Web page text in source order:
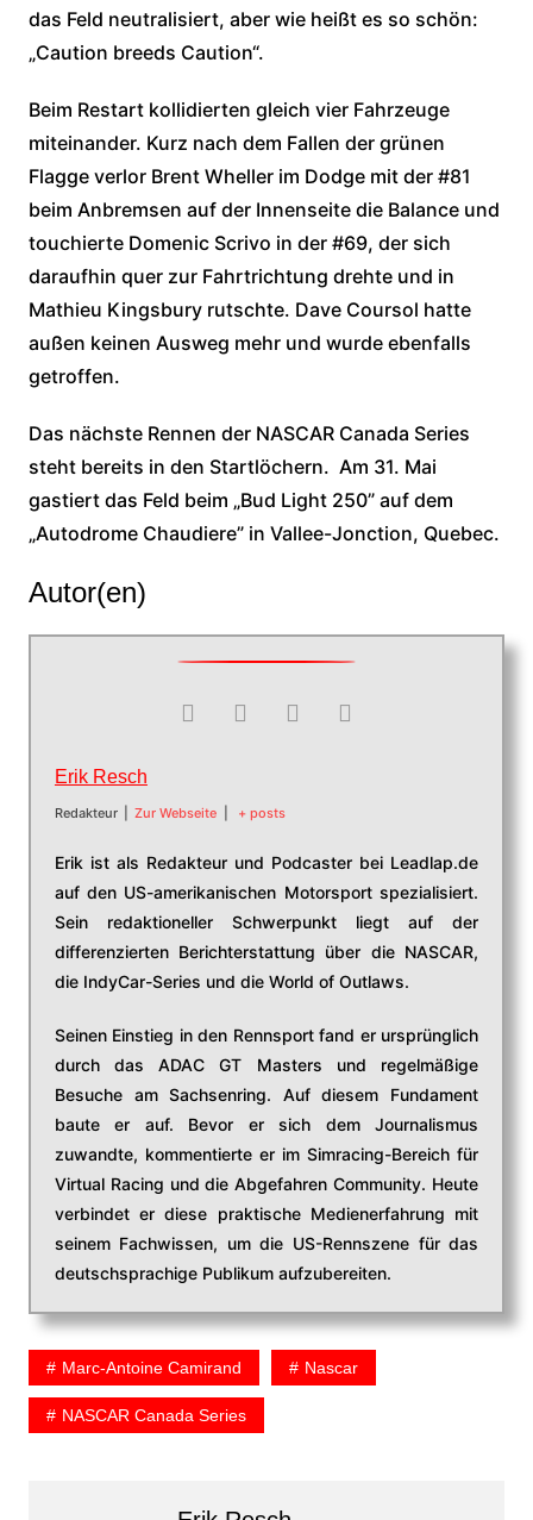
das Feld neutralisiert, aber wie heißt es so schön:
„Caution breeds Caution“.
Beim Restart kollidierten gleich vier Fahrzeuge
miteinander. Kurz nach dem Fallen der grünen
Flagge verlor Brent Wheller im Dodge mit der #81
beim Anbremsen auf der Innenseite die Balance und
touchierte Domenic Scrivo in der #69, der sich
daraufhin quer zur Fahrtrichtung drehte und in
Mathieu Kingsbury rutschte. Dave Coursol hatte
außen keinen Ausweg mehr und wurde ebenfalls
getroffen.
Das nächste Rennen der NASCAR Canada Series
steht bereits in den Startlöchern. Am 31. Mai
gastiert das Feld beim „Bud Light 250” auf dem
„Autodrome Chaudiere” in Vallee-Jonction, Quebec.
Autor(en)
Erik Resch
Redakteur Zur Webseite + posts
Erik ist als Redakteur und Podcaster bei Leadlap.de
auf den US-amerikanischen Motorsport spezialisiert.
Sein redaktioneller Schwerpunkt liegt auf der
differenzierten Berichterstattung über die NASCAR,
die IndyCar-Series und die World of Outlaws.
Seinen Einstieg in den Rennsport fand er ursprünglich
durch das ADAC GT Masters und regelmäßige
Besuche am Sachsenring. Auf diesem Fundament
baute er auf. Bevor er sich dem Journalismus
zuwandte, kommentierte er im Simracing-Bereich für
Virtual Racing und die Abgefahren Community. Heute
verbindet er diese praktische Medienerfahrung mit
seinem Fachwissen, um die US-Rennszene für das
deutschsprachige Publikum aufzubereiten.
Marc-Antoine Camirand Nascar
NASCAR Canada Series